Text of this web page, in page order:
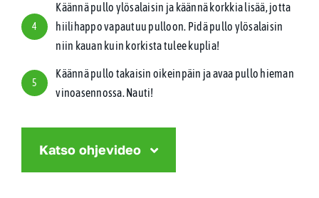
4
Käännä pullo ylösalaisin ja käännä korkkia lisää, jotta
hiilihappo vapautuu pulloon. Pidä pullo ylösalaisin
niin kauan kuin korkista tulee kuplia!
5
Käännä pullo takaisin oikeinpäin ja avaa pullo hieman
vinoasennossa. Nauti!
Katso ohjevideo